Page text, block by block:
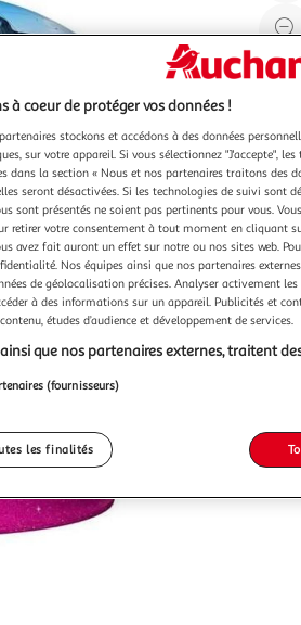
à coeur de protéger vos données !
stockons et accédons à des données
sur votre appareil. Si vous sélectionnez "J'accepte",
dans la section « Nous et nos partenaires traitons des
seront désactivées. Si les technologies de suivi sont
sont présentés ne soient pas pertinents pour vous.
retirer votre consentement à tout moment en cliquant
avez fait auront un effet sur notre ou nos sites web.
Nos équipes ainsi que nos partenaires
de géolocalisation précises. Analyser activement
à des informations sur un appareil. Publicités et
études d’audience et développement de services.
que nos partenaires externes, traitent
(fournisseurs)
les finalités